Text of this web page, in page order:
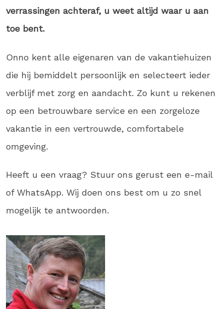
verrassingen achteraf, u weet altijd waar u aan
toe bent.
Onno kent alle eigenaren van de vakantiehuizen
die hij bemiddelt persoonlijk en selecteert ieder
verblijf met zorg en aandacht. Zo kunt u rekenen
op een betrouwbare service en een zorgeloze
vakantie in een vertrouwde, comfortabele
omgeving.
Heeft u een vraag? Stuur ons gerust een e-mail
of WhatsApp. Wij doen ons best om u zo snel
mogelijk te antwoorden.